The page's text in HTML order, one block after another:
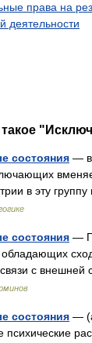
права на
деятельности
состояния — в
в эту
состояния —
связи с
состояния —
психические